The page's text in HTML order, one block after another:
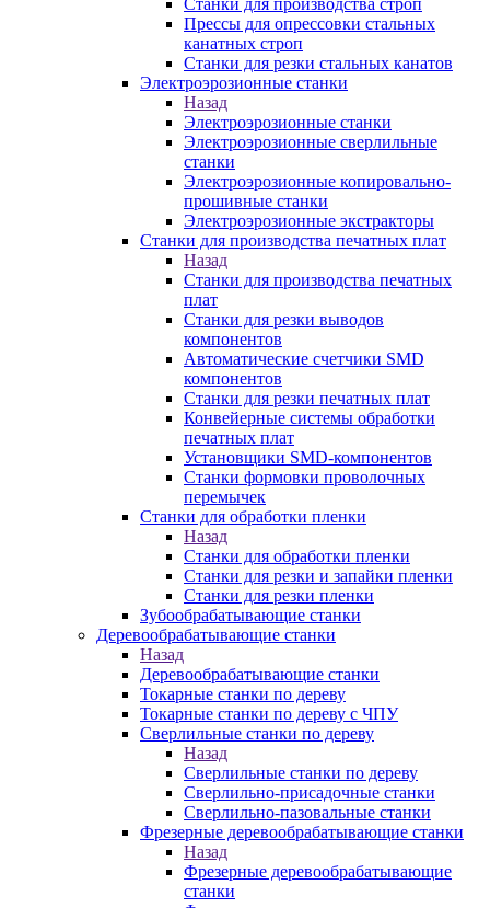
Станки для производства строп
Прессы для опрессовки стальных
канатных строп
Станки для резки стальных канатов
Электроэрозионные станки
Назад
Электроэрозионные станки
Электроэрозионные сверлильные
станки
Электроэрозионные копировально-
прошивные станки
Электроэрозионные экстракторы
Станки для производства печатных плат
Назад
Станки для производства печатных
плат
Станки для резки выводов
компонентов
Автоматические счетчики SMD
компонентов
Станки для резки печатных плат
Конвейерные системы обработки
печатных плат
Установщики SMD-компонентов
Станки формовки проволочных
перемычек
Станки для обработки пленки
Назад
Станки для обработки пленки
Станки для резки и запайки пленки
Станки для резки пленки
Зубообрабатывающие станки
Деревообрабатывающие станки
Назад
Деревообрабатывающие станки
Токарные станки по дереву
Токарные станки по дереву с ЧПУ
Сверлильные станки по дереву
Назад
Сверлильные станки по дереву
Сверлильно-присадочные станки
Сверлильно-пазовальные станки
Фрезерные деревообрабатывающие станки
Назад
Фрезерные деревообрабатывающие
станки